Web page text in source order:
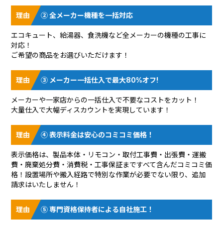
② 全メーカー機種を一括対応
エコキュート、給湯器、食洗機など全メーカーの機種の工事に
対応！
ご希望の商品をお選びいただけます！
③ メーカー一括仕入で最大80%オフ!
メーカーや一家店からの一括仕入で不要なコストをカット！
大量仕入で大幅ディスカウントを実現しています！
④ 表示料金は安心のコミコミ価格！
表示価格は、製品本体・リモコン・取付工事費・出張費・運搬
費・廃棄処分費・消費税・工事保証まですべて含んだコミコミ価
格！設置場所や搬入経路で特別な作業が必要でない限り、追加
請求はいたしません！
⑤ 専門資格保持者による自社施工！